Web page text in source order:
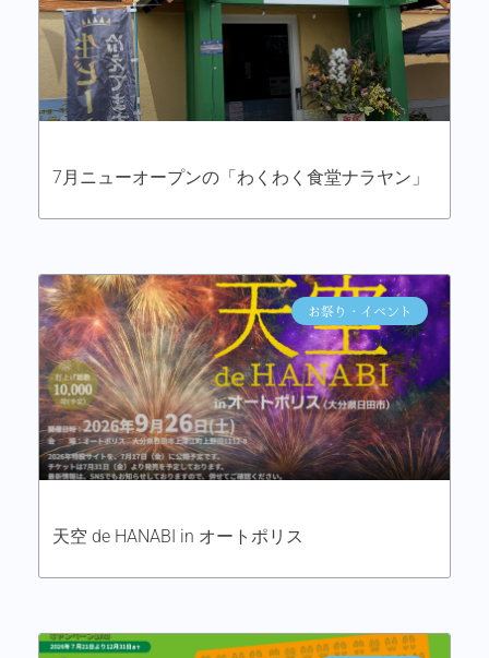
7月ニューオープンの「わくわく食堂ナラヤン」
お祭り・イベント
天空 de HANABI in オートポリス